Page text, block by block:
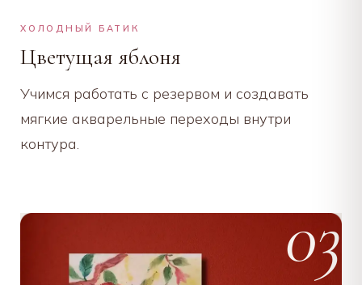
ХОЛОДНЫЙ БАТИК
Цветущая яблоня
Учимся работать с резервом и создавать
мягкие акварельные переходы внутри
контура.
03